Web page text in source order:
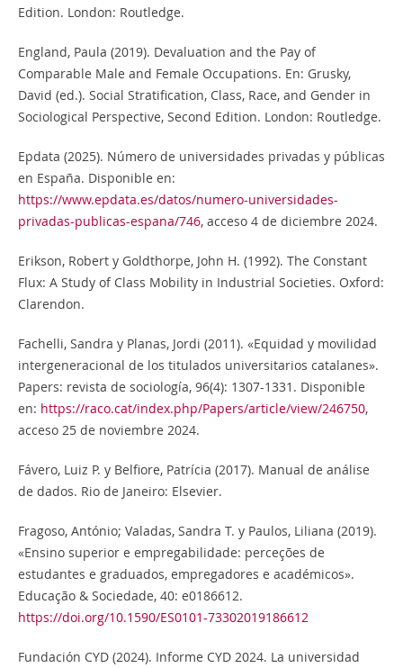
Edition. London: Routledge.
England, Paula (2019). Devaluation and the Pay of
Comparable Male and Female Occupations. En: Grusky,
David (ed.). Social Stratification, Class, Race, and Gender in
Sociological Perspective, Second Edition. London: Routledge.
Epdata (2025). Número de universidades privadas y públicas
en España. Disponible en:
https://www.epdata.es/datos/numero-universidades-
privadas-publicas-espana/746, acceso 4 de diciembre 2024.
Erikson, Robert y Goldthorpe, John H. (1992). The Constant
Flux: A Study of Class Mobility in Industrial Societies. Oxford:
Clarendon.
Fachelli, Sandra y Planas, Jordi (2011). «Equidad y movilidad
intergeneracional de los titulados universitarios catalanes».
Papers: revista de sociología, 96(4): 1307-1331. Disponible
en: https://raco.cat/index.php/Papers/article/view/246750,
acceso 25 de noviembre 2024.
Fávero, Luiz P. y Belfiore, Patrícia (2017). Manual de análise
de dados. Rio de Janeiro: Elsevier.
Fragoso, António; Valadas, Sandra T. y Paulos, Liliana (2019).
«Ensino superior e empregabilidade: perceções de
estudantes e graduados, empregadores e académicos».
Educação & Sociedade, 40: e0186612.
https://doi.org/10.1590/ES0101-73302019186612
Fundación CYD (2024). Informe CYD 2024. La universidad